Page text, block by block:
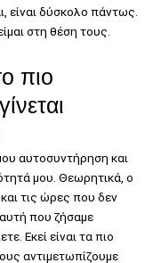
είναι δύσκολο πάντως.
στη θέση τους.
πιο
αυτοσυντήρηση και
μου. Θεωρητικά, ο
τις ώρες που δεν
που ζήσαμε
Εκεί είναι τα πιο
αντιμετωπίζουμε